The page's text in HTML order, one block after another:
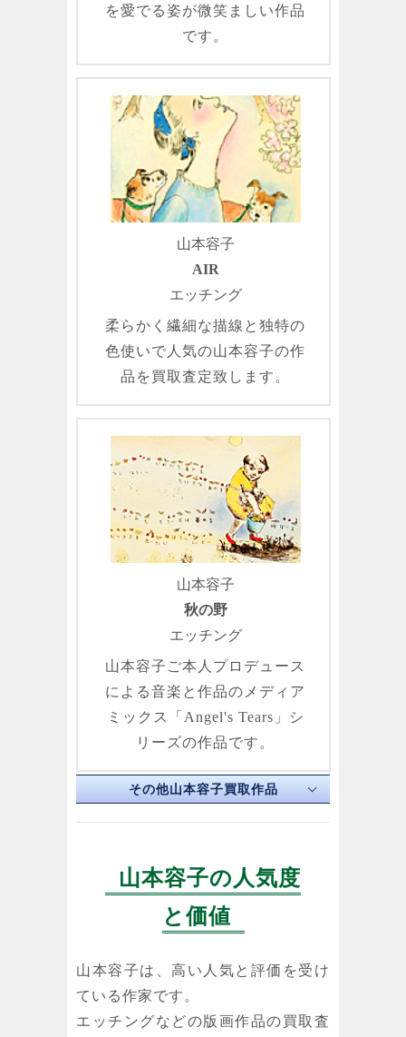
を愛でる姿が微笑ましい作品
です。
山本容子
AIR
エッチング
柔らかく繊細な描線と独特の
色使いで人気の山本容子の作
品を買取査定致します。
山本容子
秋の野
エッチング
山本容子ご本人プロデュース
による音楽と作品のメディア
ミックス「Angel's Tears」シ
リーズの作品です。
その他山本容子買取作品
山本容子
山本容子
おおかみと七
ひきの子やぎ
山本容子
山本容子の人気度
と価値
山本容子は、高い人気と評価を受け
ている作家です。
エッチングなどの版画作品の買取査